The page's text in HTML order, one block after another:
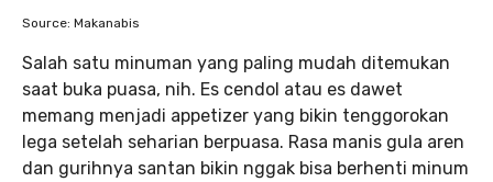
Source: Makanabis
Salah satu minuman yang paling mudah ditemukan
saat buka puasa, nih. Es cendol atau es dawet
memang menjadi appetizer yang bikin tenggorokan
lega setelah seharian berpuasa. Rasa manis gula aren
dan gurihnya santan bikin nggak bisa berhenti minum